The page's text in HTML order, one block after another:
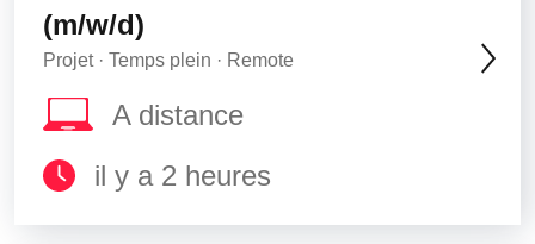
(m/w/d)
Projet · Temps plein · Remote
A distance
il y a 2 heures